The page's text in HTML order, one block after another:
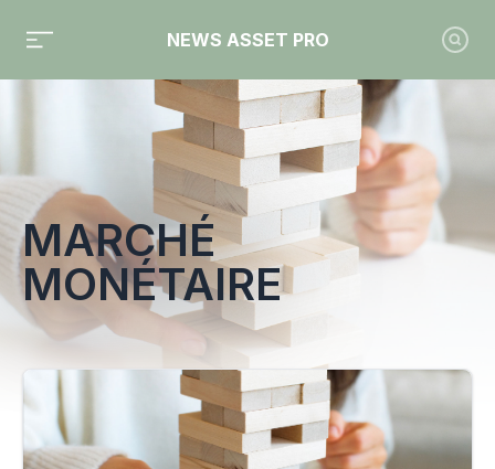
NEWS ASSET PRO
Toute l'actualité sur le tag "marché monétaire"
MARCHÉ
MONÉTAIRE